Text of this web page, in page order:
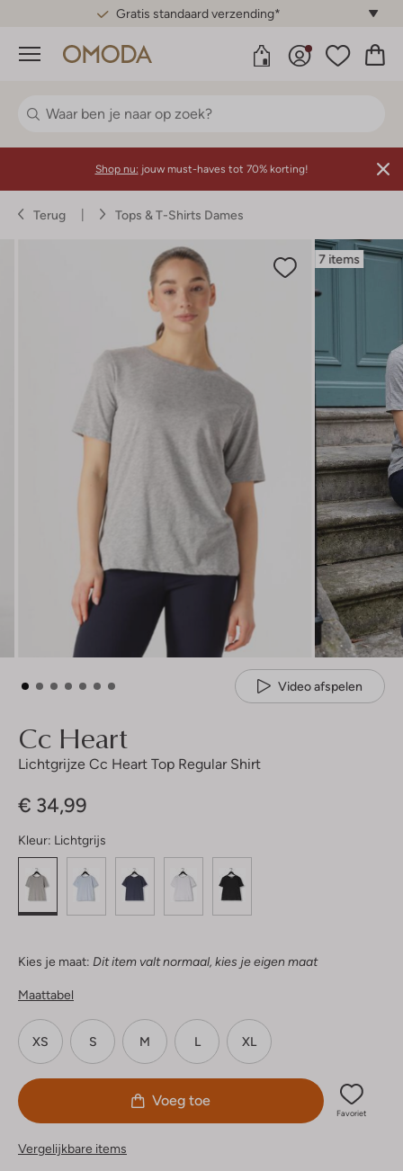
Gratis standaard verzending*
Menu
Shop nu: jouw must-haves tot 70% korting!
Terug Tops & T-Shirts Dames
7 items
Video afspelen
Cc Heart
Lichtgrijze Cc Heart Top Regular Shirt
€ 34,99
Kleur: Lichtgrijs
Kies je maat: Dit item valt normaal, kies je eigen maat
Maattabel
XS S M L XL
Voeg toe
Favoriet
Vergelijkbare items